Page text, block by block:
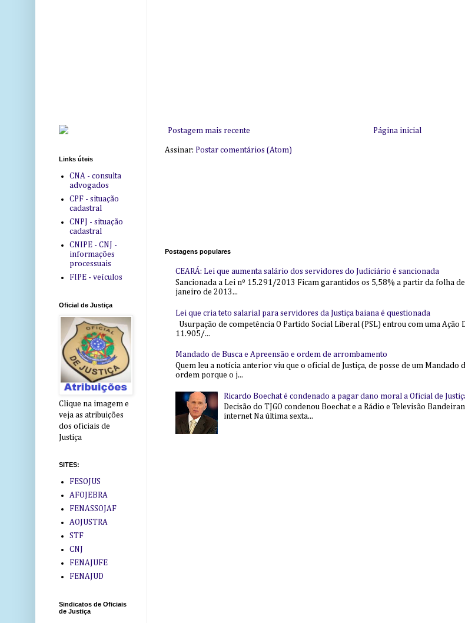
Postagem mais recente Página inicial
Assinar: Postar comentários (Atom)
Postagens populares
CEARÁ: Lei que aumenta salário dos servidores do Judiciário é sancionada
Sancionada a Lei nº 15.291/2013 Ficam garantidos os 5,58% a partir da folha
janeiro de 2013...
Lei que cria teto salarial para servidores da Justiça baiana é questionada
Usurpação de competência O Partido Social Liberal (PSL) entrou com uma
11.905/...
Mandado de Busca e Apreensão e ordem de arrombamento
Quem leu a notícia anterior viu que o oficial de Justiça, de posse de um Mandado
ordem porque o j...
Ricardo Boechat é condenado a pagar dano moral a Oficial de
Decisão do TJGO condenou Boechat e a Rádio e Televisão
internet Na última sexta...
Links úteis
CNA - consulta
advogados
CPF - situação
cadastral
CNPJ - situação
cadastral
CNIPE - CNJ -
informações
processuais
FIPE - veículos
Oficial de Justiça
Clique na imagem e
veja as atribuições
dos oficiais de
Justiça
SITES:
FESOJUS
AFOJEBRA
FENASSOJAF
AOJUSTRA
STF
CNJ
FENAJUFE
FENAJUD
Sindicatos de Oficiais
de Justiça